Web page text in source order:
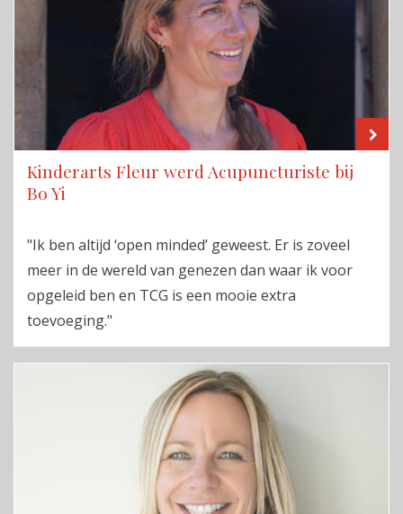
Kinderarts Fleur werd Acupuncturiste bij
Bo Yi
"Ik ben altijd ‘open minded’ geweest. Er is zoveel
meer in de wereld van genezen dan waar ik voor
opgeleid ben en TCG is een mooie extra
toevoeging."